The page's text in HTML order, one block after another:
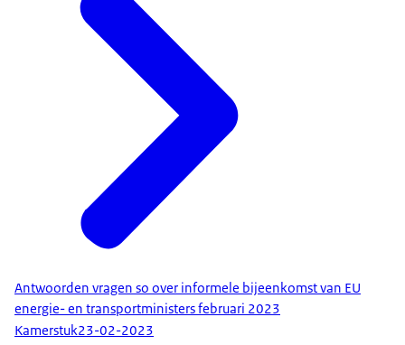
Antwoorden vragen so over informele bijeenkomst van EU
energie- en transportministers februari 2023
Kamerstuk23-02-2023